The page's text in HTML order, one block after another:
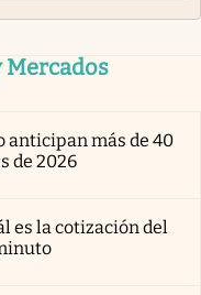
Mercados
anticipan más de 40
de 2026
es la cotización del